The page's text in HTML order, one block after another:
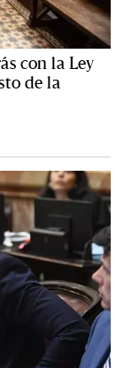
con la Ley
de la